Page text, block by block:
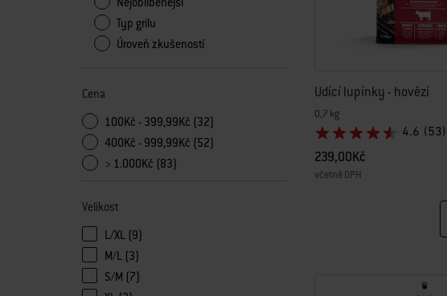
Typ grilu
Úroveň zkušeností
Cena
100Kč - 399,99Kč (32)
400Kč - 999,99Kč (52)
> 1.000Kč (83)
Velikost
L/XL (9)
Refine by Velikost: L/XL
M/L (3)
Refine by Velikost: M/L
S/M (7)
Udící lupínky - hovězí
0,7 kg
4.6 (53)
239,00Kč
včetně DPH